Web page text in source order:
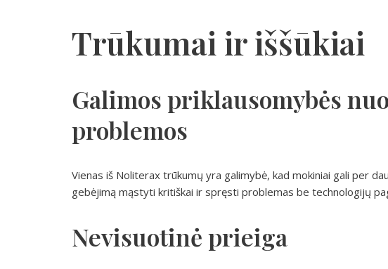
Trūkumai ir iššūkiai
Galimos priklausomybės
problemos
Vienas iš Noliterax trūkumų yra galimybė, kad mokiniai gali per
gebėjimą mąstyti kritiškai ir spręsti problemas be technologijų
Nevisuotinė prieiga